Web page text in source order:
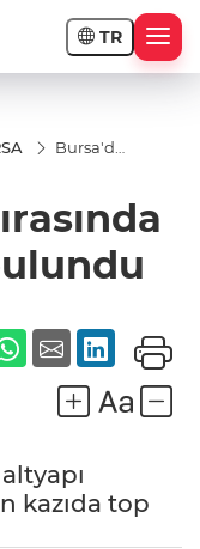
TR
Bursa'da
mermisi
kazıda top